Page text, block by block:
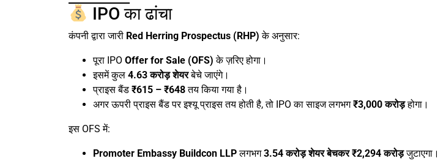
IPO का ढांचा
कंपनी द्वारा जारी Red Herring Prospectus (RHP) के अनुसार:
पूरा IPO Offer for Sale (OFS) के ज़रिए होगा।
इसमें कुल 4.63 करोड़ शेयरबेचे जाएंगे।
प्राइस बैंड ₹615 – ₹648तय किया गया है।
अगर ऊपरी प्राइस बैंड पर इश्यू प्राइस तय होती है, तो IPO का साइज लगभग₹3,000 करोड़होगा।
इस OFS में:
Promoter Embassy Buildcon LLPलगभग3.54 करोड़ शेयर बेचकर ₹2,294 करोड़जुटाएगा।